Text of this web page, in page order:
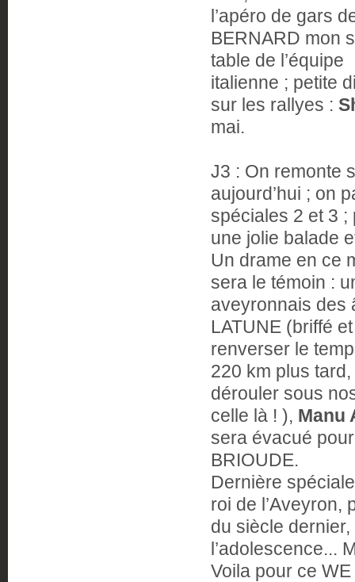
l’apéro de gars
BERNARD mon
table de l’équipe
italienne ; petite
sur les rallyes :
mai.
J3 : On remonte
aujourd’hui ; on
spéciales 2 et 3 ;
une jolie balade
Un drame en ce
sera le témoin :
aveyronnais des
LATUNE (briffé
renverser le
220 km plus
dérouler sous
celle là ! ), Manu
sera évacué
BRIOUDE.
Dernière
roi de l’Aveyron,
du siècle
l’adolescence...
Voila pour ce